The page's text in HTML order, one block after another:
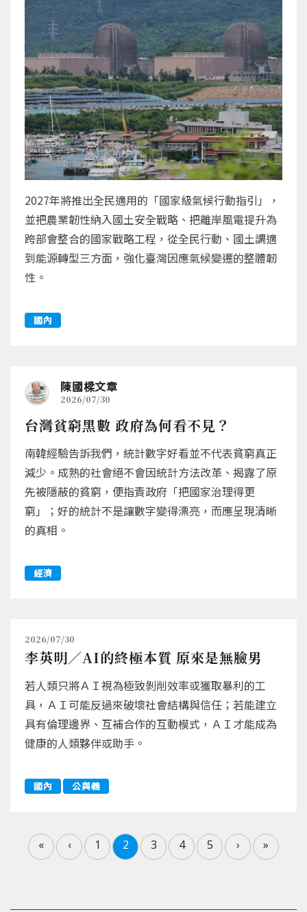
2027年將推出全民適用的「國家級氣候行動指引」，
並把農業韌性納入國土安全戰略、把離岸風電提升為
跨部會整合的國家戰略工程，從全民行動、國土調適
到能源轉型三方面，強化臺灣因應氣候變遷的整體韌
性。
國內
陳國樑文章
2026/07/30
台灣貧窮黑數 政府為何看不見？
南韓經驗告訴我們，統計數字好看並不代表貧窮真正
減少。成熟的社會絕不會因統計方法改革、揭露了原
先被隱蔽的貧窮，便指責政府「把國家治理得更
窮」；好的統計不是讓數字變得漂亮，而應呈現清晰
的真相。
經濟
2026/07/30
李英明／AI的終極本質 原來是無臉男
若人類只將ＡＩ視為極致剝削效率或獲取暴利的工
具，ＡＩ可能反過來破壞社會結構與信任；若能建立
具有倫理邊界、互補合作的互動模式，ＡＩ才能成為
健康的人類夥伴或助手。
國內 公與義
« ‹ 1 2 3 4 5 › »